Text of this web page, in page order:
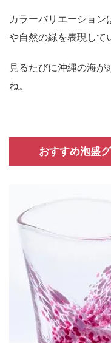
カラーバリエーショ
や自然の緑を表現して
見るたびに沖縄の海
ね。
おすすめ泡盛